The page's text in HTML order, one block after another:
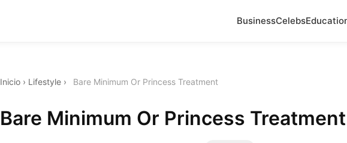
BusinessCelebs
Inicio › Lifestyle › Bare Minimum Or Princess Treatment
Bare Minimum Or Princess Treatment